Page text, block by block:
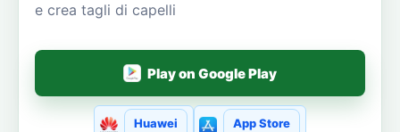
e crea tagli di capelli
Play on Google Play
Huawei App Store